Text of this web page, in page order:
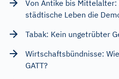
Von Antike bis
städtische Leben die
Tabak: Kein ungetrübter
Wirtschaftsbündnisse:
GATT?